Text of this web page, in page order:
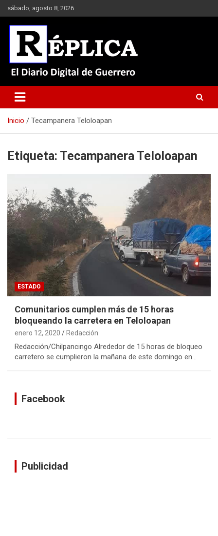
Saltar
al
contenido
sábado, agosto 8, 2026
Réplica
Inicio Tecampanera Teloloapan
Etiqueta: Tecampanera Teloloapan
ESTADO
Comunitarios cumplen más de 15 horas
bloqueando la carretera en Teloloapan
enero 12, 2020 Redacción
Redacción/Chilpancingo Alrededor de 15 horas de bloqueo
carretero se cumplieron la mañana de este domingo en…
Facebook
Publicidad